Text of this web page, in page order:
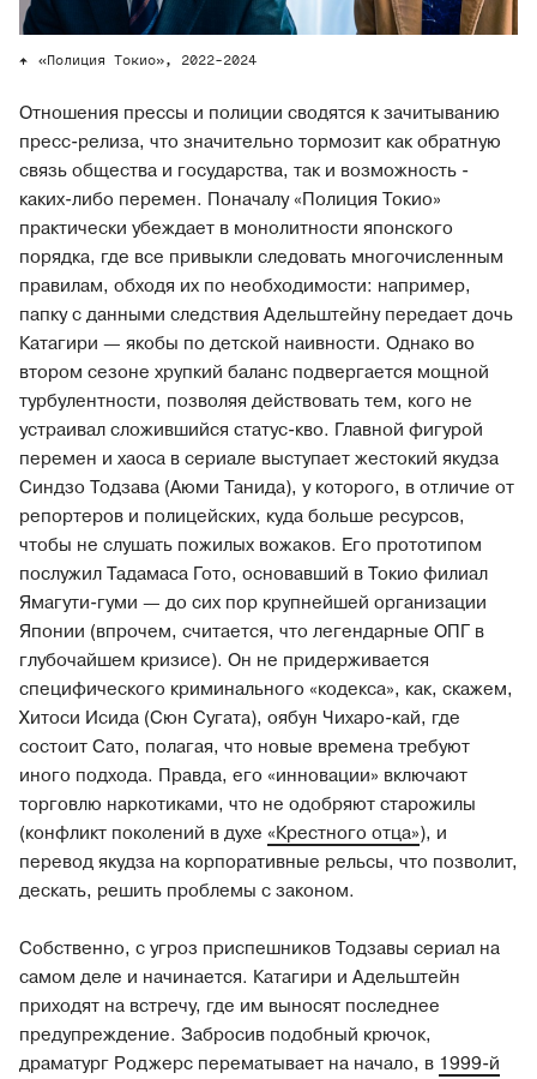
«Полиция Токио», 2022-2024
Отношения прессы и полиции сводятся к зачитыванию
пресс-релиза, что значительно тормозит как обратную
связь общества и государства, так и возможность ­
каких-либо перемен. Поначалу «Полиция Токио»
практически убеждает в монолитности японского
порядка, где все привыкли следовать многочисленным
правилам, обходя их по необходимости: например,
папку с данными следствия Адельштейну передает дочь
Катагири — якобы по детской наивности. Однако во
втором сезоне хрупкий баланс подвергается мощной
турбулентности, позволяя действовать тем, кого не
устраивал сложившийся статус-кво. Главной фигурой
перемен и хаоса в сериале выступает жестокий якудза
Синдзо Тодзава (Аюми Танида), у которого, в отличие от
репортеров и полицейских, куда больше ресурсов,
чтобы не слушать пожилых вожаков. Его прототипом
послужил Тадамаса Гото, основавший в Токио филиал
Ямагути-гуми — до сих пор крупнейшей организации
Японии (впрочем, считается, что легендарные ОПГ в
глубочайшем кризисе). Он не придерживается
специфического криминального «кодекса», как, скажем,
Хитоси Исида (Сюн Сугата), оябун Чихаро-кай, где
состоит Сато, полагая, что новые времена требуют
иного подхода. Правда, его «инновации» включают
торговлю наркотиками, что не одобряют старожилы
(конфликт поколений в духе «Крестного отца»), и
перевод якудза на корпоративные рельсы, что позволит,
дескать, решить проблемы с законом.
Собственно, с угроз приспешников Тодзавы сериал на
самом деле и начинается. Катагири и Адельштейн
приходят на встречу, где им выносят последнее
предупреждение. Забросив подобный крючок,
драматург Роджерс перематывает на начало, в 1999‑й